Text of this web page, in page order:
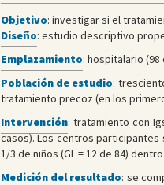
Objetivo: investigar si el
Diseño: estudio descriptivo
Emplazamiento: hospitalario
Población de estudio:
tratamiento precoz (en los
Intervención: tratamiento con
casos). Los centros participantes
1/3 de niños (GL = 12 de 84)
Medición del resultado: se